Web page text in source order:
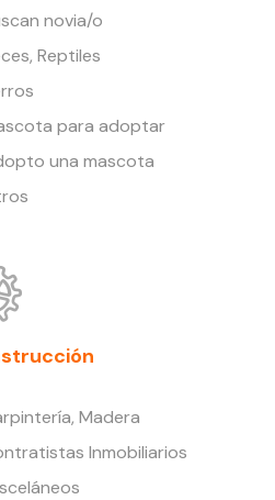
novia/o
Reptiles
para adoptar
una mascota
Madera
Inmobiliarios